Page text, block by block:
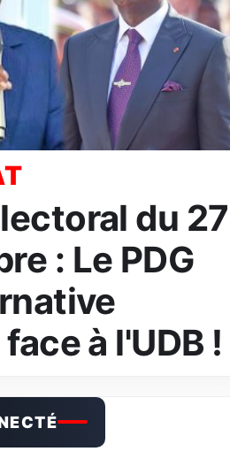
du 27
: Le PDG
à l'UDB !